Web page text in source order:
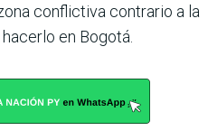
conflictiva contrario a la
en Bogotá.